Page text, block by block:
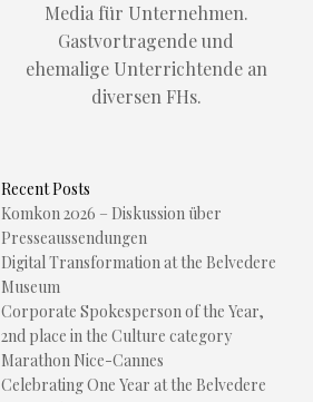
Media für Unternehmen.
Gastvortragende und
ehemalige Unterrichtende an
diversen FHs.
Recent Posts
Komkon 2026 – Diskussion über
Presseaussendungen
Digital Transformation at the Belvedere
Museum
Corporate Spokesperson of the Year,
2nd place in the Culture category
Marathon Nice-Cannes
Celebrating One Year at the Belvedere